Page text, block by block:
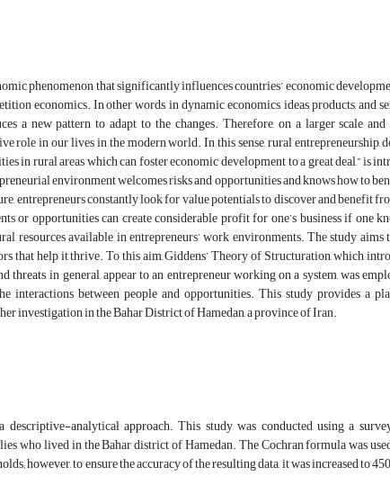
phenomenon that significantly influences countries’ economic
economics. In other words, in dynamic economics, ideas, products, and
a new pattern to adapt to the changes. Therefore, on a larger scale
role in our lives in the modern world. In this sense, rural entrepreneurship,
in rural areas which can foster economic development to a great deal,” is
environment welcomes risks and opportunities and knows how to
entrepreneurs constantly look for value potentials to discover and benefit
or opportunities can create considerable profit for one’s business if one
resources available in entrepreneurs’ work environments. The study
that help it thrive. To this aim, Giddens’ Theory of Structuration, which
threats, in general, appear to an entrepreneur working on a system, was
interactions between people and opportunities. This study provides a
investigation in the Bahar District of Hamedan, a province of Iran.
analytical approach. This study was conducted using a
who lived in the Bahar district of Hamedan. The Cochran formula was
however, to ensure the accuracy of the resulting data, it was increased to